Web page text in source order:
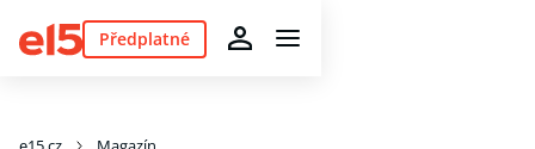
Předplatné